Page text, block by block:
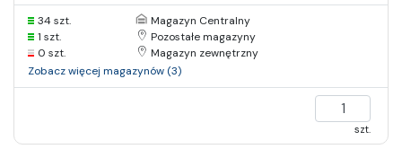
34 szt.
Magazyn Centralny
1 szt.
Pozostałe magazyny
0 szt.
Magazyn zewnętrzny
Zobacz więcej magazynów (3)
szt.